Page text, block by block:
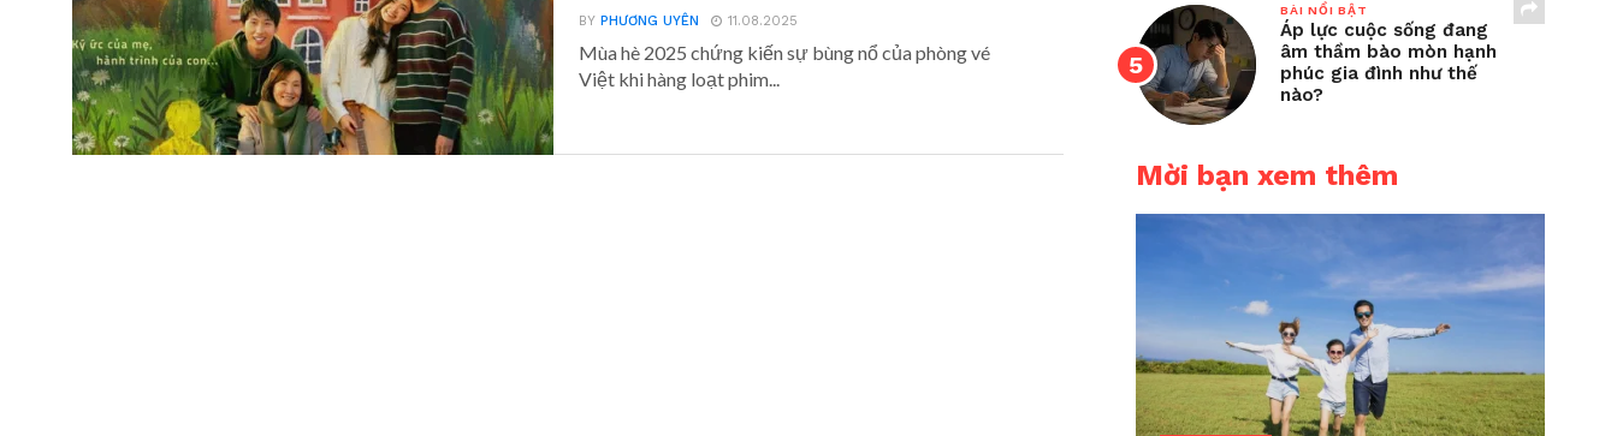
BYPHƯƠNG UYÊN 11.08.2025
Mùa hè 2025 chứng kiến sự bùng nổ của phòng vé
Việt khi hàng loạt phim...
BÀI NỔI BẬT
Áp lực cuộc sống đang
âm thầm bào mòn hạnh
phúc gia đình như thế
nào?
Mời bạn xem thêm